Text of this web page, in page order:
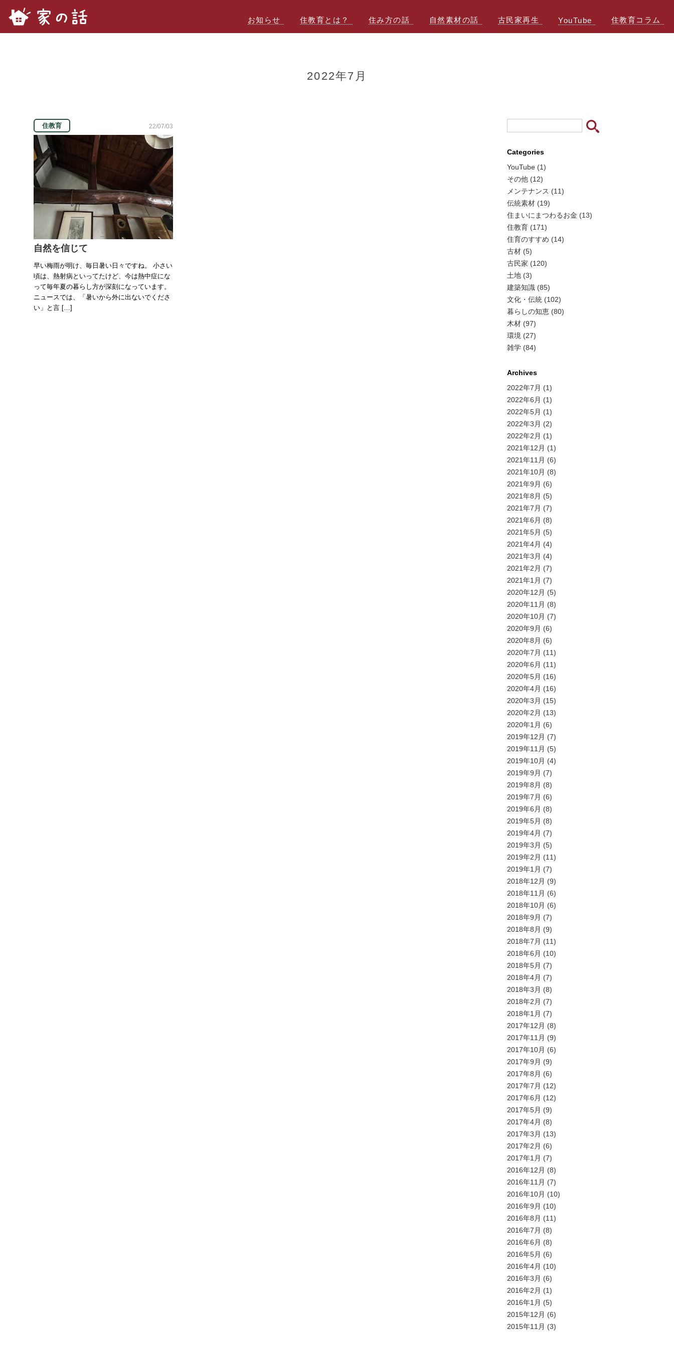
お知らせ
住教育とは？ 住み方の話 自然素材の話 古民家再生 YouTube 住教育コラム
2022年7月
住教育 22/07/03
自然を信じて
早い梅雨が明け、毎日暑い日々ですね。 小さい
頃は、熱射病といってたけど、今は熱中症にな
って毎年夏の暮らし方が深刻になっています。
ニュースでは、「暑いから外に出ないでくださ
い」と言 […]
Categories
YouTube (1)
その他 (12)
メンテナンス (11)
伝統素材 (19)
住まいにまつわるお金 (13)
住教育 (171)
住育のすすめ (14)
古材 (5)
古民家 (120)
土地 (3)
建築知識 (85)
文化・伝統 (102)
暮らしの知恵 (80)
木材 (97)
環境 (27)
雑学 (84)
Archives
2022年7月 (1)
2022年6月 (1)
2022年5月 (1)
2022年3月 (2)
2022年2月 (1)
2021年12月 (1)
2021年11月 (6)
2021年10月 (8)
2021年9月 (6)
2021年8月 (5)
2021年7月 (7)
2021年6月 (8)
2021年5月 (5)
2021年4月 (4)
2021年3月 (4)
2021年2月 (7)
2021年1月 (7)
2020年12月 (5)
2020年11月 (8)
2020年10月 (7)
2020年9月 (6)
2020年8月 (6)
2020年7月 (11)
2020年6月 (11)
2020年5月 (16)
2020年4月 (16)
2020年3月 (15)
2020年2月 (13)
2020年1月 (6)
2019年12月 (7)
2019年11月 (5)
2019年10月 (4)
2019年9月 (7)
2019年8月 (8)
2019年7月 (6)
2019年6月 (8)
2019年5月 (8)
2019年4月 (7)
2019年3月 (5)
2019年2月 (11)
2019年1月 (7)
2018年12月 (9)
2018年11月 (6)
2018年10月 (6)
2018年9月 (7)
2018年8月 (9)
2018年7月 (11)
2018年6月 (10)
2018年5月 (7)
2018年4月 (7)
2018年3月 (8)
2018年2月 (7)
2018年1月 (7)
2017年12月 (8)
2017年11月 (9)
2017年10月 (6)
2017年9月 (9)
2017年8月 (6)
2017年7月 (12)
2017年6月 (12)
2017年5月 (9)
2017年4月 (8)
2017年3月 (13)
2017年2月 (6)
2017年1月 (7)
2016年12月 (8)
2016年11月 (7)
2016年10月 (10)
2016年9月 (10)
2016年8月 (11)
2016年7月 (8)
2016年6月 (8)
2016年5月 (6)
2016年4月 (10)
2016年3月 (6)
2016年2月 (1)
2016年1月 (5)
2015年12月 (6)
2015年11月 (3)